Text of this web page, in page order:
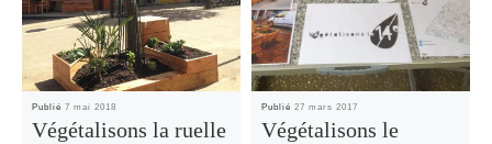
Publié 7 mai 2018
Végétalisons la ruelle
Publié 27 mars 2017
Végétalisons le